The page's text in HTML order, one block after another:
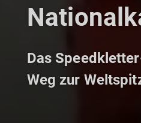
Das
Weg zur